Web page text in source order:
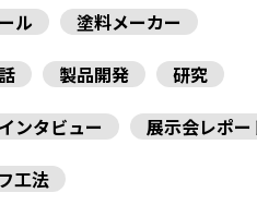
ル
塗料メーカー
製品開発
研究
ンタビュー
展示会レポー
工法